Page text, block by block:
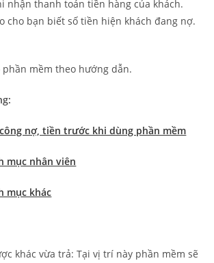
nhận thanh toán tiền hàng của khách.
cho bạn biết số tiền hiện khách đang nợ.
mềm theo hướng dẫn.
nợ, tiền trước khi dùng phần mềm
mục nhân viên
mục khác
khác vừa trả: Tại vị trí này phần mềm sẽ